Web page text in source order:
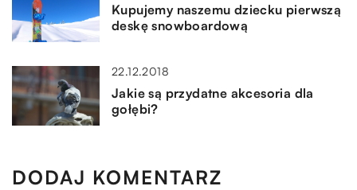
Kupujemy naszemu dziecku pierwszą
deskę snowboardową
22.12.2018
Jakie są przydatne akcesoria dla
gołębi?
DODAJ KOMENTARZ